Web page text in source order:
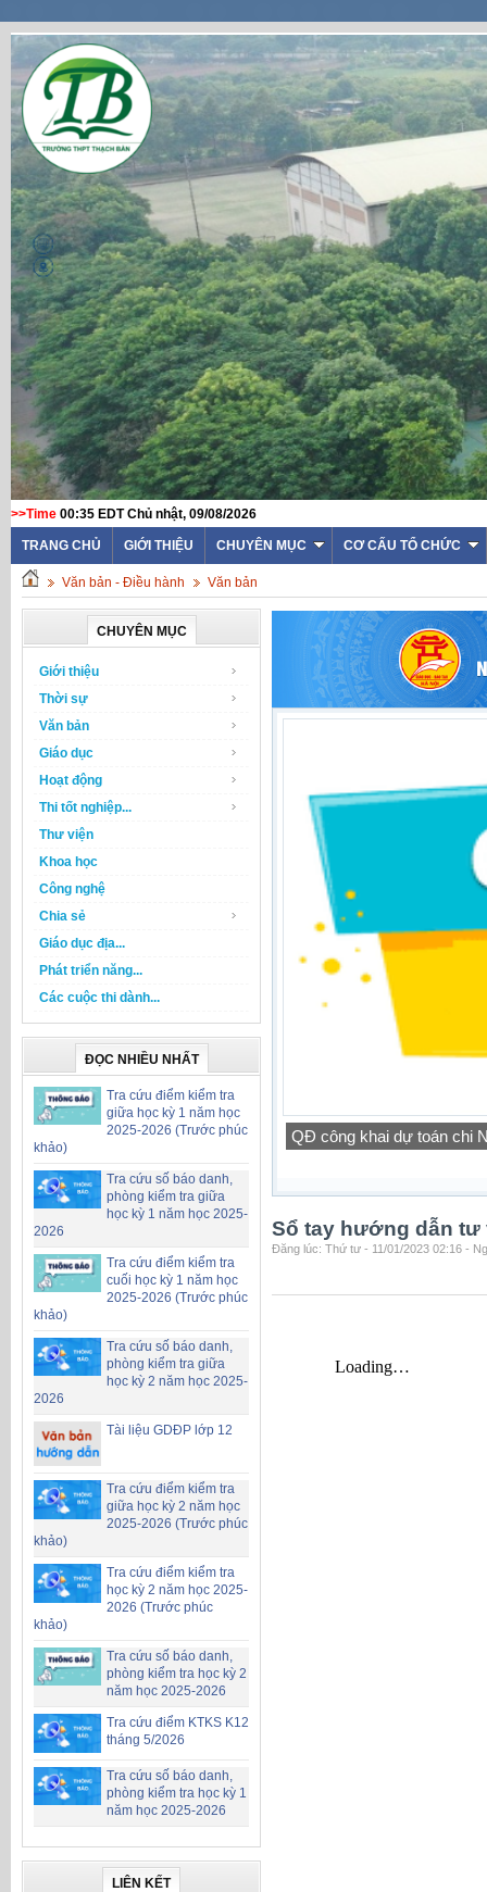
>>Time 00:35 EDT Chủ nhật, 09/08/2026
TRANG CHỦ GIỚI THIỆU CHUYÊN MỤC CƠ CẤU TỔ CHỨC
Văn bản - Điều hành Văn bản
CHUYÊN MỤC
Giới thiệu
Thời sự
Văn bản
Giáo dục
Hoạt động
Thi tốt nghiệp...
Thư viện
Khoa học
Công nghệ
Chia sẻ
Giáo dục địa...
Phát triển năng...
Các cuộc thi dành...
ĐỌC NHIỀU NHẤT
Tra cứu điểm kiểm tra
giữa học kỳ 1 năm học
2025-2026 (Trước phúc
khảo)
Tra cứu số báo danh,
phòng kiểm tra giữa
học kỳ 1 năm học 2025-
2026
Tra cứu điểm kiểm tra
cuối học kỳ 1 năm học
2025-2026 (Trước phúc
khảo)
Tra cứu số báo danh,
phòng kiểm tra giữa
học kỳ 2 năm học 2025-
2026
Tài liệu GDĐP lớp 12
Tra cứu điểm kiểm tra
giữa học kỳ 2 năm học
2025-2026 (Trước phúc
khảo)
Tra cứu điểm kiểm tra
học kỳ 2 năm học 2025-
2026 (Trước phúc
khảo)
Tra cứu số báo danh,
phòng kiểm tra học kỳ 2
năm học 2025-2026
Tra cứu điểm KTKS K12
tháng 5/2026
Tra cứu số báo danh,
phòng kiểm tra học kỳ 1
năm học 2025-2026
LIÊN KẾT
QĐ công khai dự toán chi
Sổ tay hướng dẫn tư
Đăng lúc: Thứ tư - 11/01/2023 02:16 -